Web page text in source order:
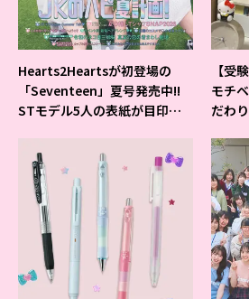
Hearts2Heartsが初登場の
「Seventeen」夏号発売中!!
STモデル5人の表紙が目印だ
【受
モチ
だわ